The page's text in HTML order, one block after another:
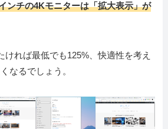
ンチの4Kモニターは「拡大表示」が
ければ最低でも125%、快適性を考え
なるでしょう。